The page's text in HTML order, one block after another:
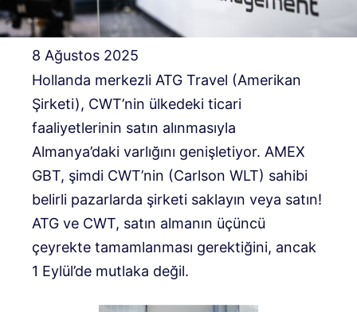
8 Ağustos 2025
Hollanda merkezli ATG Travel (Amerikan
Şirketi), CWT’nin ülkedeki ticari
faaliyetlerinin satın alınmasıyla
Almanya’daki varlığını genişletiyor. AMEX
GBT, şimdi CWT’nin (Carlson WLT) sahibi
belirli pazarlarda şirketi saklayın veya satın!
ATG ve CWT, satın almanın üçüncü
çeyrekte tamamlanması gerektiğini, ancak
1 Eylül’de mutlaka değil.